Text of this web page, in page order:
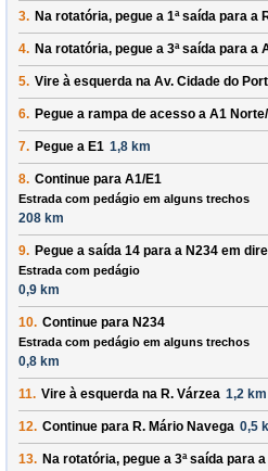
3. Na rotatória, pegue a 1ªsaída para a
4. Na rotatória, pegue a 3ªsaída para a
5. Vire à esquerda na Av. Cidade do
6. Pegue a rampa de acesso a A1
7. Pegue a E1 1,8 km
8. Continue para A1/E1
Estrada com pedágio em alguns trechos
208 km
9. Pegue a saída 14 para a N234 em
Estrada com pedágio
0,9 km
10. Continue para N234
Estrada com pedágio em alguns trechos
0,8 km
11. Vire à esquerda na R. Várzea 1,2 km
12. Continue para R. Mário Navega 0,5
13. Na rotatória, pegue a 3ªsaída para a